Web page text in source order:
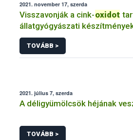
2021. november 17, szerda
Visszavonják a cink-oxidot
állatgyógyászati
TOVÁBB >
2021. július 7, szerda
A déligyümölcsök héjának
TOVÁBB >